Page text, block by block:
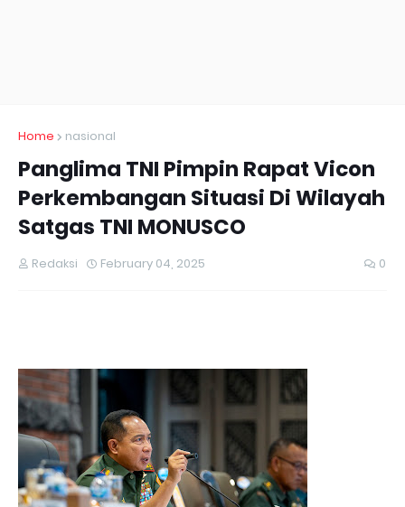
Home nasional
Panglima TNI Pimpin Rapat Vicon
Perkembangan Situasi Di Wilayah
Satgas TNI MONUSCO
Redaksi February 04, 2025 0